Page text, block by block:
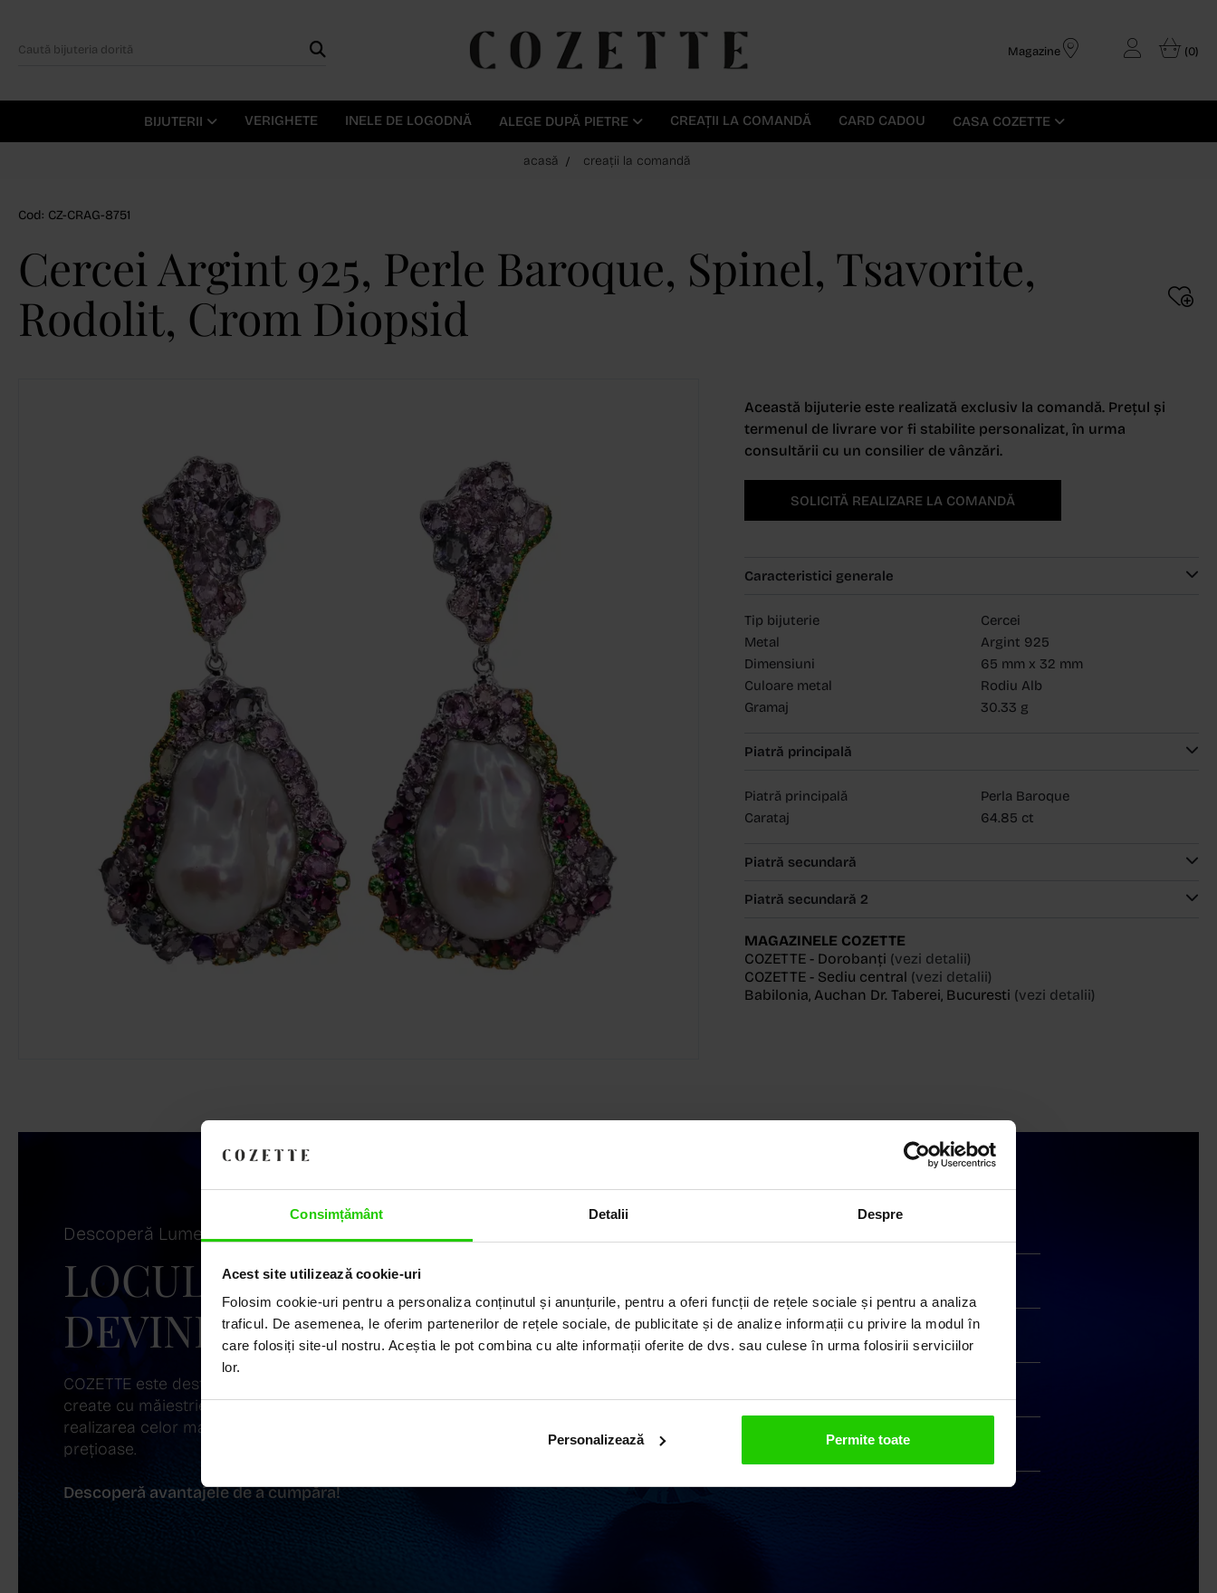
Consimțământ Detalii Despre
Acest site utilizează cookie-uri
Folosim cookie-uri pentru a personaliza conținutul și anunțurile, pentru a oferi funcții de rețele sociale și pentru a analiza
traficul. De asemenea, le oferim partenerilor de rețele sociale, de publicitate și de analize informații cu privire la modul în
care folosiți site-ul nostru. Aceștia le pot combina cu alte informații oferite de dvs. sau culese în urma folosirii serviciilor
lor.
Personalizează Permite toate
Magazine (0)
BIJUTERII VERIGHETE INELE DE LOGODNĂ ALEGE DUPĂ PIETRE CREAȚII LA COMANDĂ CARD CADOU CASA COZETTE
acasă creații la comandă
Cod: CZ-CRAG-8751
Cercei Argint 925, Perle Baroque, Spinel, Tsavorite,
Rodolit, Crom Diopsid
Această bijuterie este realizată exclusiv la comandă. Prețul și
termenul de livrare vor fi stabilite personalizat, în urma
consultării cu un consilier de vânzări.
SOLICITĂ REALIZARE LA COMANDĂ
Caracteristici generale
Tip bijuterie
Cercei
Metal
Argint 925
Dimensiuni
65 mm x 32 mm
Culoare metal
Rodiu Alb
Gramaj
30.33 g
Piatră principală
Piatră principală
Perla Baroque
Carataj
64.85 ct
Piatră secundară
Piatră secundară 2
MAGAZINELE COZETTE
COZETTE - Dorobanți (vezi detalii)
COZETTE - Sediu central (vezi detalii)
Babilonia, Auchan Dr. Taberei, Bucuresti (vezi detalii)
Descoperă Lumea COZETTE,
LOCUL UNDE STILUL
DEVINE ARTĂ!
COZETTE este destinația ta de top pentru bijuterii elegante și rafinate,
create cu măiestrie și pasiune. Ne mândrim cu o vastă experiență în
realizarea celor mai sofisticate bijuterii din aur, argint și pietre
prețioase.
Descoperă avantajele de a cumpăra!
Livrare în 24 - 48h
Retur gratuit în 14 zile